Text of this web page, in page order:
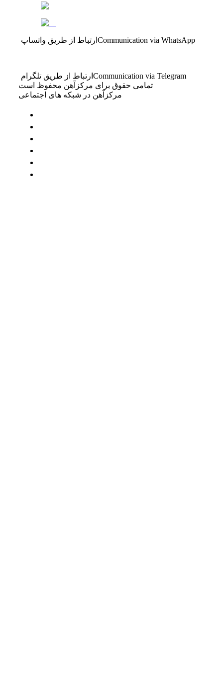
ارتباط از طریق واتساپ Communication via WhatsApp
ارتباط از طریق تلگرام Communication via Telegram
تمامی حقوق برای مرکزآهن محفوظ است
مرکزآهن در شبکه های اجتماعی